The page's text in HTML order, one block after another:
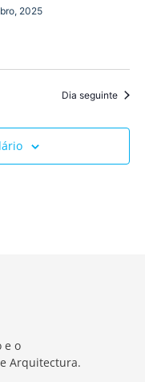
2025
Dia seguinte
e o
Arquitectura.